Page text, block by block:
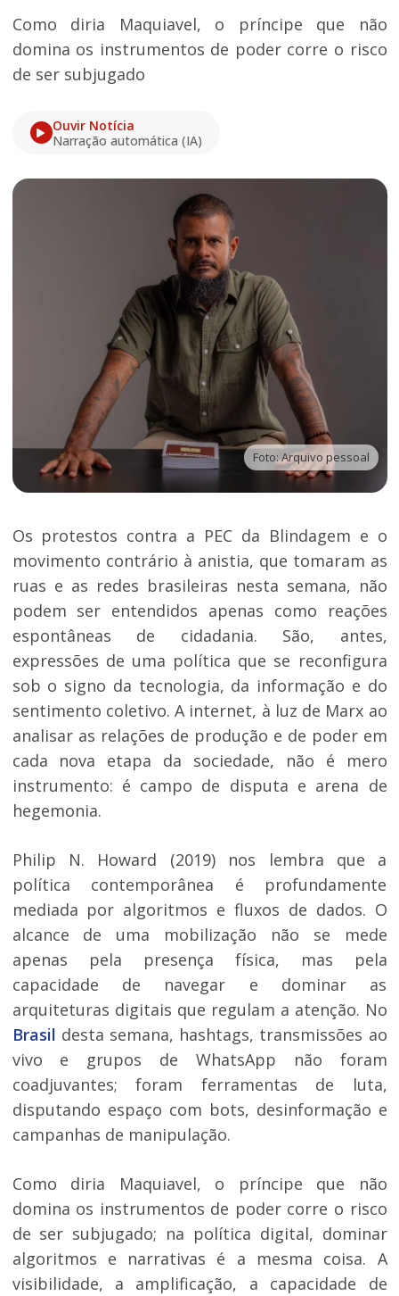
Como diria Maquiavel, o príncipe que não
domina os instrumentos de poder corre o risco
de ser subjugado
Ouvir Notícia
Narração automática (IA)
Foto: Arquivo pessoal
Os protestos contra a PEC da Blindagem e o
movimento contrário à anistia, que tomaram as
ruas e as redes brasileiras nesta semana, não
podem ser entendidos apenas como reações
espontâneas de cidadania. São, antes,
expressões de uma política que se reconfigura
sob o signo da tecnologia, da informação e do
sentimento coletivo. A internet, à luz de Marx ao
analisar as relações de produção e de poder em
cada nova etapa da sociedade, não é mero
instrumento: é campo de disputa e arena de
hegemonia.
Philip N. Howard (2019) nos lembra que a
política contemporânea é profundamente
mediada por algoritmos e fluxos de dados. O
alcance de uma mobilização não se mede
apenas pela presença física, mas pela
capacidade de navegar e dominar as
arquiteturas digitais que regulam a atenção. No
Brasil desta semana, hashtags, transmissões ao
vivo e grupos de WhatsApp não foram
coadjuvantes; foram ferramentas de luta,
disputando espaço com bots, desinformação e
campanhas de manipulação.
Como diria Maquiavel, o príncipe que não
domina os instrumentos de poder corre o risco
de ser subjugado; na política digital, dominar
algoritmos e narrativas é a mesma coisa. A
visibilidade, a amplificação, a capacidade de